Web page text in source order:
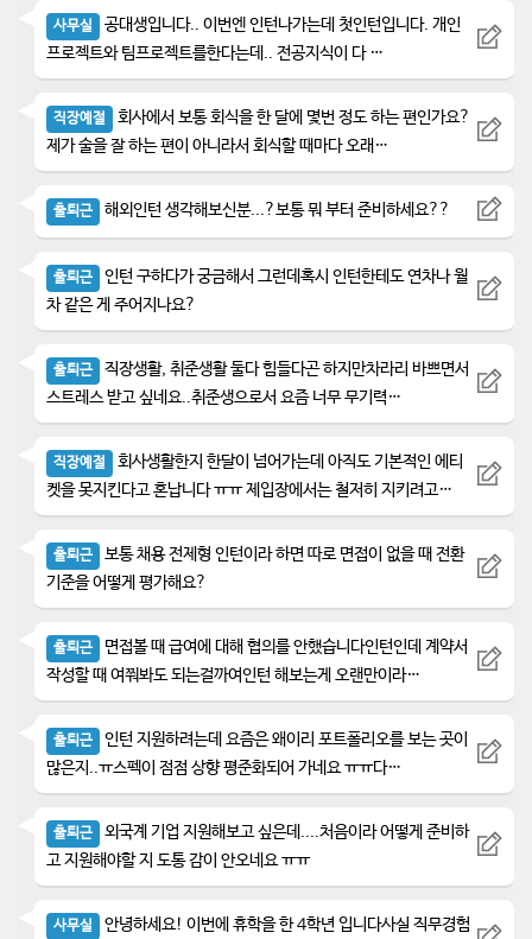
사무실
공대생입니다.. 이번엔 인턴나가는데 첫인턴입니다. 개인
프로젝트와 팀프로젝트를한다는데.. 전공지식이 다 …
직장예절
회사에서 보통 회식을 한 달에 몇번 정도 하는 편인가요?
제가 술을 잘 하는 편이 아니라서 회식할 때마다 오래…
출퇴근 해외인턴 생각해보신분...?보통 뭐 부터 준비하세요??
출퇴근
인턴 구하다가 궁금해서 그런데혹시 인턴한테도 연차나 월
차 같은 게 주어지나요?
출퇴근
직장생활, 취준생활 둘다 힘들다곤 하지만차라리 바쁘면서
스트레스 받고 싶네요..취준생으로서 요즘 너무 무기력…
직장예절
회사생활한지 한달이 넘어가는데 아직도 기본적인 에티
켓을 못지킨다고 혼납니다 ㅠㅠ 제입장에서는 철저히 지키려고…
출퇴근
보통 채용 전제형 인턴이라 하면 따로 면접이 없을 때 전환
기준을 어떻게 평가해요?
출퇴근
면접볼 때 급여에 대해 협의를 안했습니다인턴인데 계약서
작성할 때 여쭤봐도 되는걸까여인턴 해보는게 오랜만이라…
출퇴근
인턴 지원하려는데 요즘은 왜이리 포트폴리오를 보는 곳이
많은지..ㅠ스펙이 점점 상향 평준화되어 가네요 ㅠㅠ다…
출퇴근
외국계 기업 지원해보고 싶은데....처음이라 어떻게 준비하
고 지원해야할 지 도통 감이 안오네요 ㅠㅠ
사무실 안녕하세요! 이번에 휴학을 한 4학년 입니다사실 직무경험